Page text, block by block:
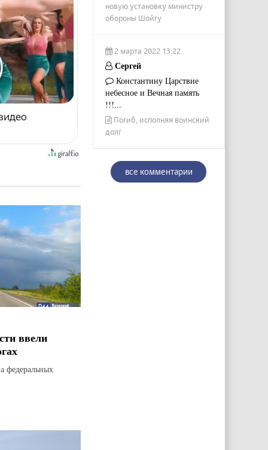
ввели
федеральных
новую установку министру
обороны Шойгу
2 марта 2022 13:22
Сергей
Константину Царствие
небесное и Вечная память
!!!...
Погиб, исполняя воинский
долг
все комментарии